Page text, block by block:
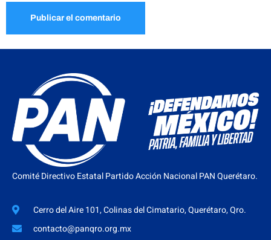
Comité Directivo Estatal Partido Acción Nacional PAN Querétaro.
Cerro del Aire 101, Colinas del Cimatario, Querétaro, Qro.
contacto@panqro.org.mx